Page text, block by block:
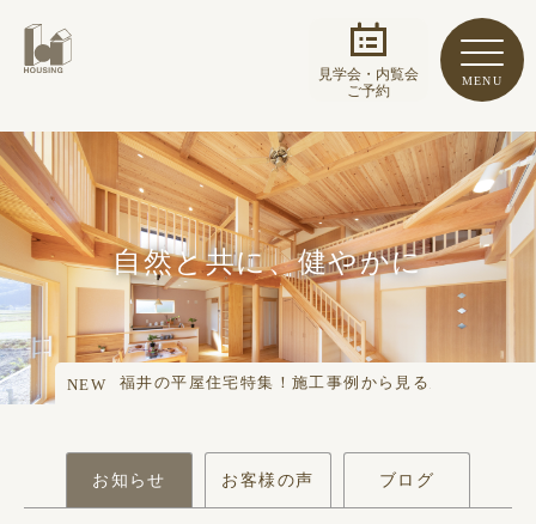
見学会・内覧会
ご予約
MENU
丹精込めて、美しく
自然と共に、健やかに
NEW
【完成見学会】『「42坪変形地」を「理想」に……
移住ご検討の方必見！福井への移住でマイホーム……
【さらさら体感見学会開催 モデルハウス（木の……
福井の平屋住宅特集！施工事例から見る魅力と家……
移住ご検討の方必見！福井への移住でマイホーム……
【さらさら体感見学会開催 モデルハウス（木の……
お知らせ お客様の声 ブログ